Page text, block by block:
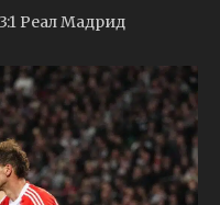
Реал Мадрид